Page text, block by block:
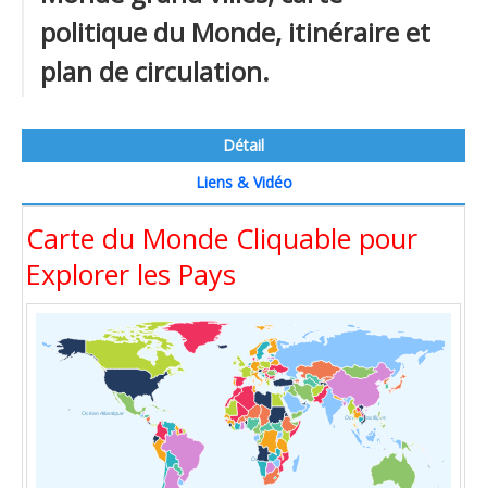
politique du Monde, itinéraire et
plan de circulation.
Détail
Liens & Vidéo
Carte du Monde Cliquable pour
Explorer les Pays
Océan Atlantique
Océan Pacifique
Océan Indien